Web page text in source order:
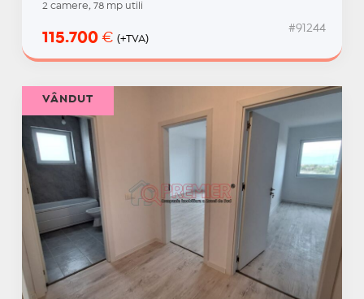
2 camere, 78 mp utili
115.700 € (+TVA)
#91244
VÂNDUT